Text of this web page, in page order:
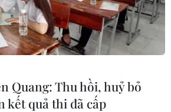
3 ca tử vong do
Quang: Thu hồi, huỷ bỏ
kết quả thi đã cấp